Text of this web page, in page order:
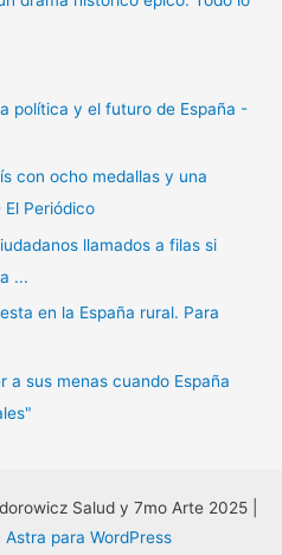
política y el futuro de España -
con ocho medallas y una
Periódico
llamados a filas si
...
en la España rural. Para
a sus menas cuando España
Salud y 7mo Arte 2025 |
Astra para WordPress